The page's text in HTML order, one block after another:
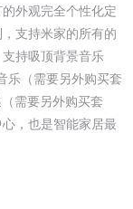
外观完全个性化定
支持米家的所有的
持吸顶背景音乐
乐（需要另外购买套
需要另外购买套
，也是智能家居最